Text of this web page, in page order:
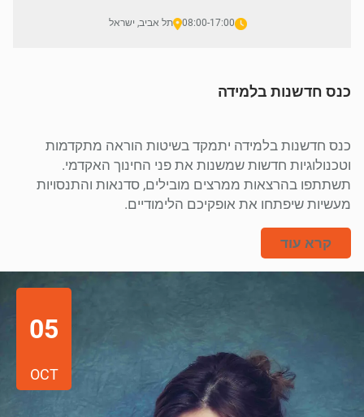
08:00-17:00 תל אביב, ישראל
כנס חדשנות בלמידה
כנס חדשנות בלמידה יתמקד בשיטות הוראה מתקדמות
וטכנולוגיות חדשות שמשנות את פני החינוך האקדמי.
תשתתפו בהרצאות ממרצים מובילים, סדנאות והתנסויות
מעשיות שיפתחו את אופקיכם הלימודיים.
קרא עוד
05
OCT